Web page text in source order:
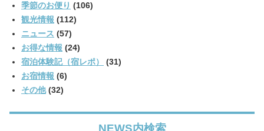
季節のお便り (106)
観光情報 (112)
ニュース (57)
お得な情報 (24)
宿泊体験記（宿レポ）
(31)
お宿情報 (6)
その他(32)
NEWS内検索